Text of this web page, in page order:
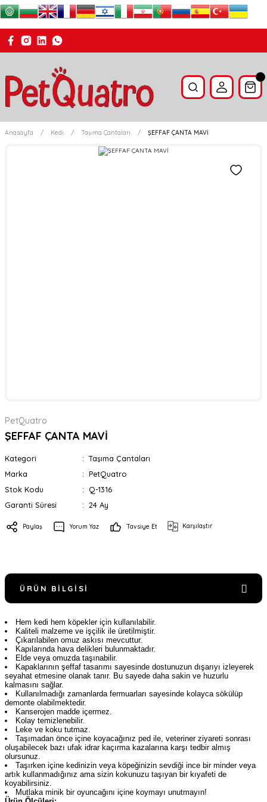
Anasayfa Kedi Taşıma Çantaları ŞEFFAF ÇANTA MAVİ
PetQuatro
ŞEFFAF ÇANTA MAVİ
Kategori
Taşıma Çantaları
Marka
PetQuatro
Stok Kodu
Q-1316
Garanti Süresi
24 Ay
Paylaş Yorum Yaz Tavsiye Et Karşılaştır
ÜRÜN BILGISI
Hem kedi hem köpekler için kullanılabilir.
Kaliteli malzeme ve işçilik ile üretilmiştir.
Çıkarılabilen omuz askısı mevcuttur.
Kapılarında hava delikleri bulunmaktadır.
Elde veya omuzda taşınabilir.
Kapaklarının şeffaf tasarımı sayesinde dostunuzun dışarıyı izleyerek
seyahat etmesine olanak tanır. Bu sayede daha sakin ve huzurlu
kalmasını sağlar.
Kullanılmadığı zamanlarda fermuarları sayesinde kolayca sökülüp
demonte olabilmektedir.
Kanserojen madde içermez.
Kolay temizlenebilir.
Leke ve koku tutmaz.
Taşımadan önce içine koyacağınız ped ile, veteriner ziyareti sonrası
oluşabilecek bazı ufak idrar kaçırma kazalarına karşı tedbir almış
olursunuz.
Taşırken içine kedinizin veya köpeğinizin sevdiği ince bir minder veya
artık kullanmadığınız ama sizin kokunuzu taşıyan bir kıyafeti de
koyabilirsiniz.
Mutlaka minik bir oyuncağını içine koymayı unutmayın!